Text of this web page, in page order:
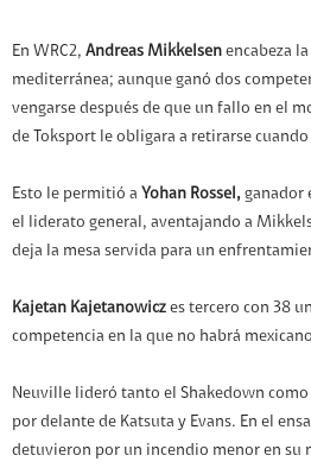
En WRC2, Andreas Mikkelsen encabeza
mediterránea; aunque ganó dos
vengarse después de que un fallo en el
de Toksport le obligara a retirarse
Esto le permitió a Yohan Rossel, ganador
el liderato general, aventajando a
deja la mesa servida para un
Kajetan Kajetanowicz es tercero con 38
competencia en la que no habrá
Neuville lideró tanto el Shakedown
por delante de Katsuta y Evans. En el
detuvieron por un incendio menor en su